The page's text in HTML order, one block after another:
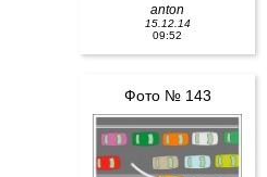
anton
15.12.14
09:52
Фото № 143